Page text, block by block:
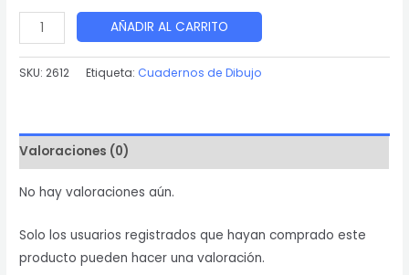
original
era:
S/5.00.
actual
es:
S/3.50.
CUADERNO
DE
DIBUJO
AÑADIR AL CARRITO
SKU:2612 Etiqueta:Cuadernos de Dibujo
Valoraciones (0)
No hay valoraciones aún.
Solo los usuarios registrados que hayan comprado este
producto pueden hacer una valoración.